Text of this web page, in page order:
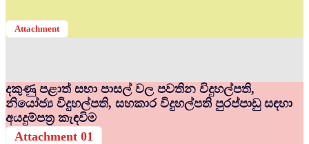
Attachment
දකුණු පළාත් සභා පාසල් වල පවතින විදුහල්පති,
නියෝජ්‍ය විදුහල්පති, සහකාර විදුහල්පති පුරප්පාඩු සඳහා
අයදුම්පත්‍ර කැඳවිම
Attachment 01